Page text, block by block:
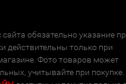
обязательно указание
действительны только при
Фото товаров может
учитывайте при покупке.